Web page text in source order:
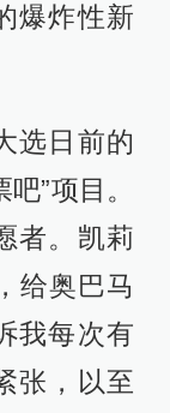
爆炸性新
选日前的
”项目。
者。凯莉
给奥巴马
我每次有
张，以至